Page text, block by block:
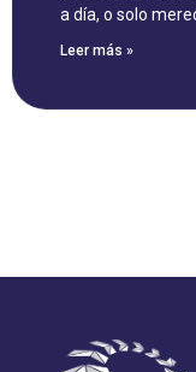
a día, o solo
Leer más »